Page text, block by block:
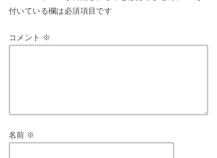
付いている欄は必須項目です
コメント ※
名前 ※